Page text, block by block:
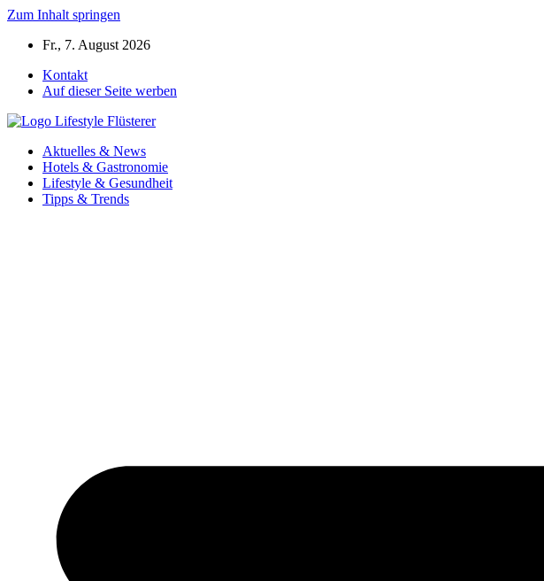
Zum Inhalt springen
Fr., 7. August 2026
Kontakt
Auf dieser Seite werben
Aktuelles & News
Hotels & Gastronomie
Lifestyle & Gesundheit
Tipps & Trends